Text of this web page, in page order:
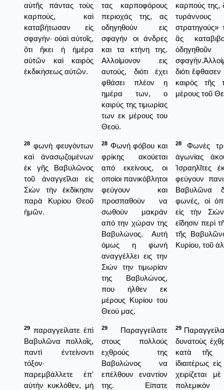
αὐτῆς πάντας τοὺς
καρπούς, καὶ
καταβήτωσαν εἰς
σφαγήν· οὐαὶ αὐτοῖς,
ὅτι ἥκει ἡ ἡμέρα
αὐτῶν καὶ καιρὸς
ἐκδικήσεως αὐτῶν.
τας καρποφόρους
περιοχάς της, ας
οδηγηθούν εις
σφαγήν οι άνδρες
και τα κτήνη της.
Αλλοίμονον εις
αυτούς, διότι έχει
φθάσει πλέον η
ημέρα των, ο
καιρύς της τιμωρίας
των εκ μέρους του
Θεού.
καρπούς της,
τυράννους
στρατηγούς»
ἂς
διότι
καιρὸς τῆς
μέρους τοῦ
28 φωνὴ φευγόντων
καὶ ἀνασῳζομένων
ἐκ γῆς Βαβυλῶνος
τοῦ ἀναγγεῖλαι εἰς
Σιὼν τὴν ἐκδίκησιν
παρὰ Κυρίου Θεοῦ
ἡμῶν.
28 Φωνή φόβου και
φρίκης ακούεται
από εκείνους, οι
οποίοι πανικόβλητοι
φεύγουν και
προσπαθούν να
σωθούν μακράν
από την χώραν της
Βαβυλώνος. Αυτή
όμως η φωνή
αναγγέλλει εις την
Σιών την τιμωρίαν
της Βαβυλώνος,
που ήλθεν εκ
μέρους Κυρίου του
Θεού μας.
28
Φωνὲς
ἀγωνίας
Ἰσραηλῖτες
φεύγουν
Βαβυλῶνα
φωνές, οἱ
εἰς τὴν
εἴδησιν περὶ
τῆς
Κυρίου, τοῦ
29 παραγγείλατε ἐπὶ
Βαβυλῶνα πολλοῖς,
παντὶ ἐντείνοντι
τόξον·
παρεμβάλλετε ἐπ'
αὐτὴν κυκλόθεν, μὴ
29
Παραγγείλατε
στους πολλούς
εχθρούς της
Βαβυλώνος να
επέλθουν εναντίον
της. Είπατε
29
δυνατοὺς
κατὰ τῆς
ἰδιαιτέρως
χειρίζεται
πολεμικὸν